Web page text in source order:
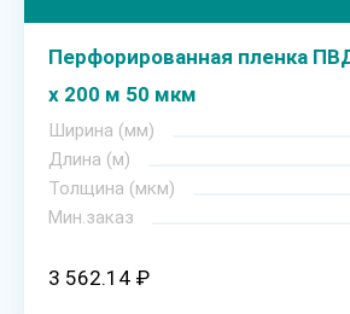
Перфорированная пленка
х 200 м 50 мкм
Ширина (мм)
Длина (м)
Толщина (мкм)
Мин.заказ
3 562.14 ₽